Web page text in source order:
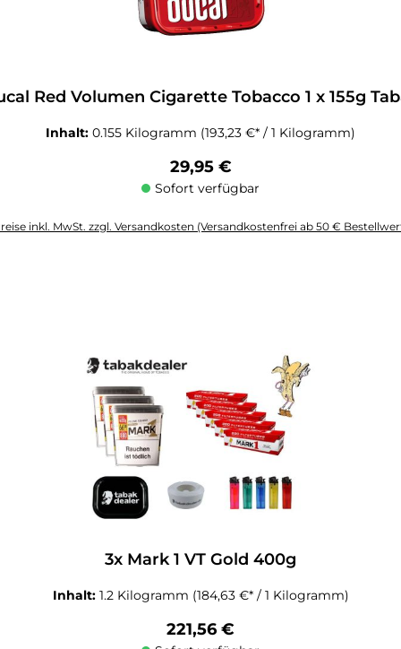
Red Volumen Cigarette Tobacco 1 x 155g
Inhalt: 0.155 Kilogramm (193,23 €* / 1 Kilogramm)
Regulärer Preis:
29,95 €
Sofort verfügbar
inkl. MwSt. zzgl. Versandkosten (Versandkostenfrei ab 50 €
3x Mark 1 VT Gold 400g
Inhalt: 1.2 Kilogramm (184,63 €* / 1 Kilogramm)
Regulärer Preis:
221,56 €